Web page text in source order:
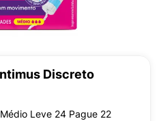
Discreto
Leve 24 Pague 22